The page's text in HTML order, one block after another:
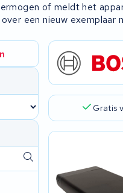
of meldt het
een nieuw exemplaar
Gratis